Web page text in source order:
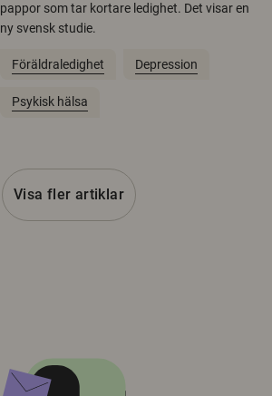
pappor som tar kortare ledighet. Det visar en
ny svensk studie.
Föräldraledighet Depression
Psykisk hälsa
Visa fler artiklar